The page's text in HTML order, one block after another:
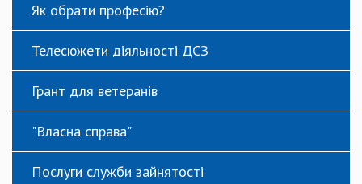
Як обрати професію?
Телесюжети діяльності ДСЗ
Грант для ветеранів
"Власна справа"
Послуги служби зайнятості